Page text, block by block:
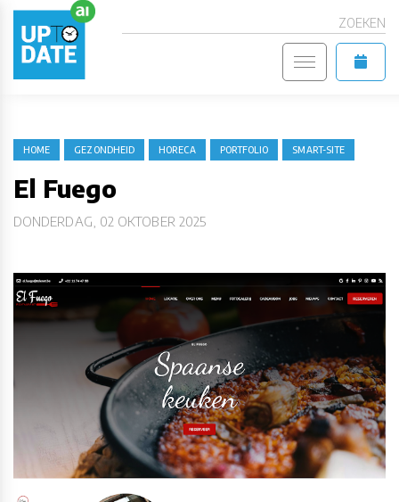
ZOEKEN
HOME GEZONDHEID HORECA PORTFOLIO SMART-SITE
El Fuego
DONDERDAG, 02 OKTOBER 2025